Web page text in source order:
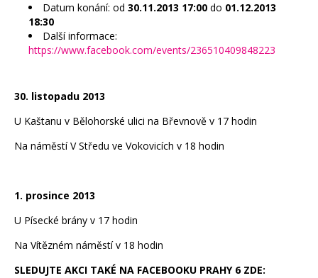
Datum konání: od 30.11.2013 17:00 do 01.12.2013
18:30
Další informace:
https://www.facebook.com/events/236510409848223
30. listopadu 2013
U Kaštanu v Bělohorské ulici na Břevnově v 17 hodin
Na náměstí V Středu ve Vokovicích v 18 hodin
1. prosince 2013
U Písecké brány v 17 hodin
Na Vítězném náměstí v 18 hodin
SLEDUJTE AKCI TAKÉ NA FACEBOOKU PRAHY 6 ZDE: